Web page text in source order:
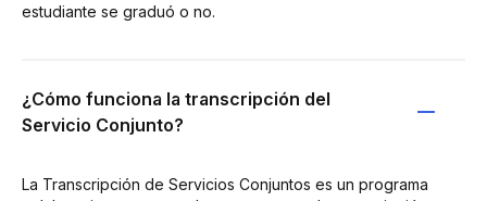
estudiante se graduó o no.
¿Cómo funciona la transcripción del
Servicio Conjunto?
La Transcripción de Servicios Conjuntos es un programa